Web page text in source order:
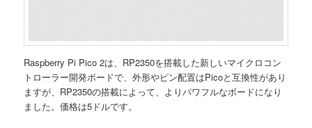
Raspberry Pi Pico 2は、RP2350を搭載した新しいマイクロコン
トローラー開発ボードで、外形やピン配置はPicoと互換性があり
ますが、RP2350の搭載によって、よりパワフルなボードになり
ました。価格は5ドルです。